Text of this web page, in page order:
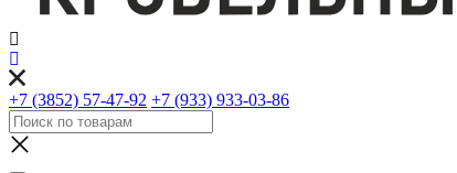
+7 (3852) 57-47-92 +7 (933) 933-03-86